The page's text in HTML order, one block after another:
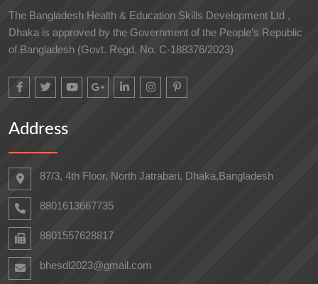
The Bangladesh Health & Education Skills Development Ltd ,
Dhaka is approved by the Government of the People’s Republic
of Bangladesh (Govt. Regd. No. C-188376/2023)
Address
87/3, 4th Floor, North Jatrabari, Dhaka,Bangladesh
8801613667735
8801557628817
bhesdl2023@gmail.com